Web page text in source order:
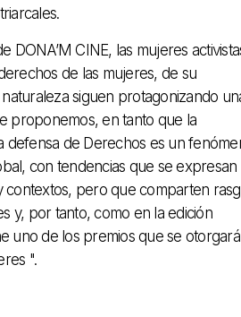
DONA’M CINE, las mujeres
de las mujeres, de su
siguen protagonizando
proponemos, en tanto que la
defensa de Derechos es un
con tendencias que se expresan
contextos, pero que comparten
y, por tanto, como en la edición
uno de los premios que se
".